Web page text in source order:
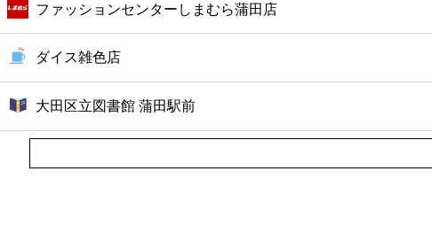
ファッションセンターしまむら蒲田店
ダイス雑色店
大田区立図書館 蒲田駅前